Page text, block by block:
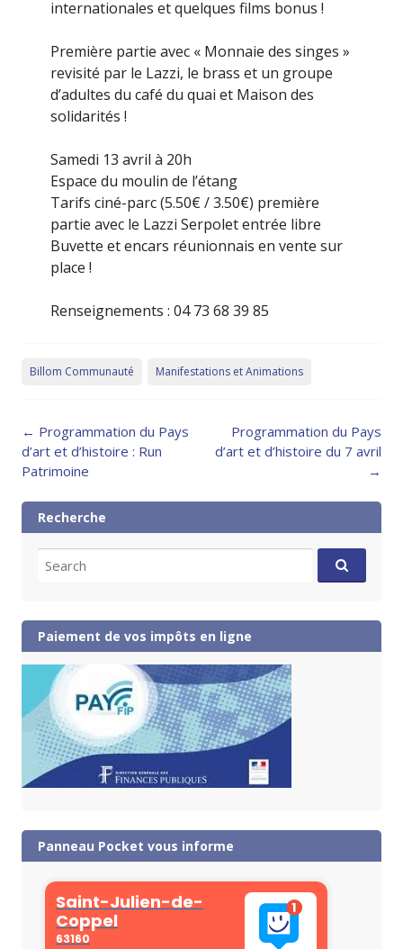
internationales et quelques films bonus !
Première partie avec « Monnaie des singes »
revisité par le Lazzi, le brass et un groupe
d’adultes du café du quai et Maison des
solidarités !
Samedi 13 avril à 20h
Espace du moulin de l’étang
Tarifs ciné-parc (5.50€ / 3.50€) première
partie avec le Lazzi Serpolet entrée libre
Buvette et encars réunionnais en vente sur
place !
Renseignements : 04 73 68 39 85
Billom Communauté Manifestations et Animations
Post
navigation
← Programmation du Pays
d’art et d’histoire : Run
Patrimoine
Programmation du Pays
d’art et d’histoire du 7 avril
→
Recherche
for:
Paiement de vos impôts en ligne
Panneau Pocket vous informe